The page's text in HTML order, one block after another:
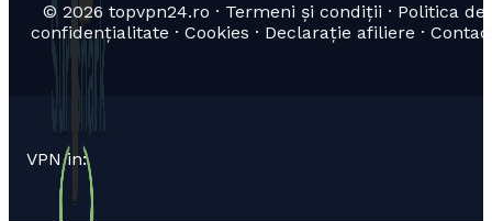
© 2026 topvpn24.ro · Termeni și condiții · Politica de
confidențialitate · Cookies · Declarație afiliere ·
VPN in: